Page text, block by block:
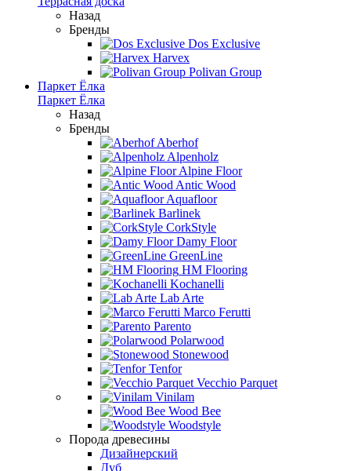
Назад
Бренды
Dos Exclusive
Harvex
Polivan Group
Паркет Ёлка
Паркет Ёлка
Назад
Бренды
Aberhof
Alpenholz
Alpine Floor
Antic Wood
Aquafloor
Barlinek
CorkStyle
Damy Floor
GreenLine
HM Flooring
Kochanelli
Lab Arte
Marco Ferutti
Parento
Polarwood
Stonewood
Tenfor
Vecchio Parquet
Vinilam
Wood Bee
Woodstyle
Порода древесины
Дизайнерский
Дуб